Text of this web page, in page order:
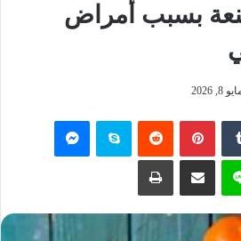
بسبب أمراض
بينتيريست سكايب
لاين